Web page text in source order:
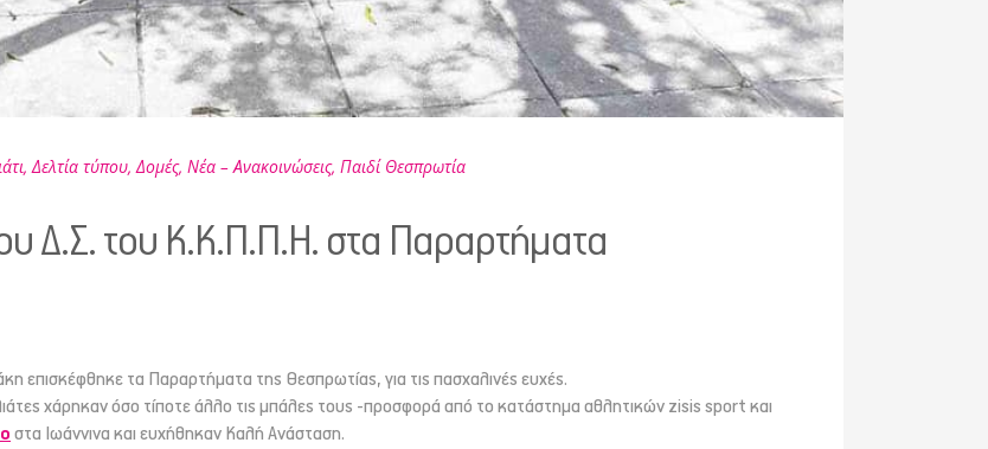
,Δελτία τύπου,Δομές, Νέα – Ανακοινώσεις, Παιδί Θεσπρωτία
Δ.Σ. του Κ.Κ.Π.Π.Η. στα Παραρτήματα
τα Παραρτήματα της Θεσπρωτίας, για τις πασχαλινές ευχές.
χάρηκαν όσο τίποτε άλλο τις μπάλες τους -προσφορά από το κατάστημα αθλητικών zisis sport και
στα Ιωάννινα και ευχήθηκαν Καλή Ανάσταση.